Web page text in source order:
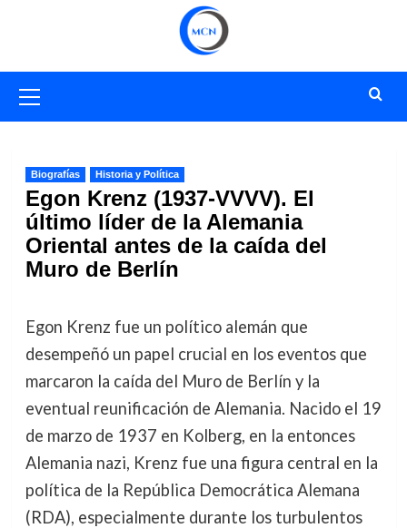
primario
Biografías Historia y Política
Egon Krenz (1937-VVVV). El
último líder de la Alemania
Oriental antes de la caída del
Muro de Berlín
Egon Krenz fue un político alemán que
desempeñó un papel crucial en los eventos que
marcaron la caída del Muro de Berlín y la
eventual reunificación de Alemania. Nacido el 19
de marzo de 1937 en Kolberg, en la entonces
Alemania nazi, Krenz fue una figura central en la
política de la República Democrática Alemana
(RDA), especialmente durante los turbulentos